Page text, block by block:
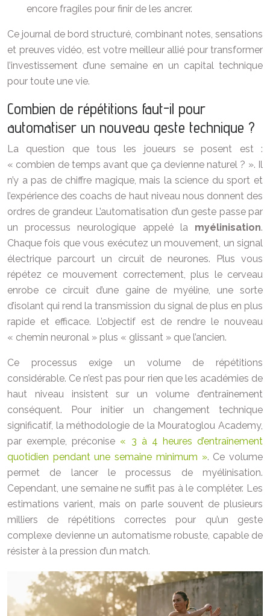
encore fragiles pour finir de les ancrer.
Ce journal de bord structuré, combinant notes, sensations
et preuves vidéo, est votre meilleur allié pour transformer
l’investissement d’une semaine en un capital technique
pour toute une vie.
Combien de répétitions faut-il pour
automatiser un nouveau geste technique ?
La question que tous les joueurs se posent est :
« combien de temps avant que ça devienne naturel ? ». Il
n’y a pas de chiffre magique, mais la science du sport et
l’expérience des coachs de haut niveau nous donnent des
ordres de grandeur. L’automatisation d’un geste passe par
un processus neurologique appelé la myélinisation.
Chaque fois que vous exécutez un mouvement, un signal
électrique parcourt un circuit de neurones. Plus vous
répétez ce mouvement correctement, plus le cerveau
enrobe ce circuit d’une gaine de myéline, une sorte
d’isolant qui rend la transmission du signal de plus en plus
rapide et efficace. L’objectif est de rendre le nouveau
« chemin neuronal » plus « glissant » que l’ancien.
Ce processus exige un volume de répétitions
considérable. Ce n’est pas pour rien que les académies de
haut niveau insistent sur un volume d’entraînement
conséquent. Pour initier un changement technique
significatif, la méthodologie de la Mouratoglou Academy,
par exemple, préconise « 3 à 4 heures d’entraînement
quotidien pendant une semaine minimum ». Ce volume
permet de lancer le processus de myélinisation.
Cependant, une semaine ne suffit pas à le compléter. Les
estimations varient, mais on parle souvent de plusieurs
milliers de répétitions correctes pour qu’un geste
complexe devienne un automatisme robuste, capable de
résister à la pression d’un match.